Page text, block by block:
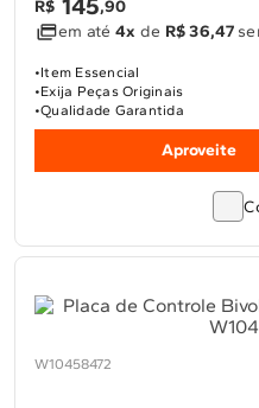
R$ 145,90
em até 4x de R$ 36,47
Item Essencial
Exija Peças Originais
Qualidade Garantida
Aproveite
W10458472